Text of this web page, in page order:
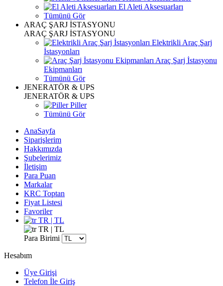
El Aleti Aksesuarları
Tümünü Gör
ARAÇ ŞARJ İSTASYONU
ARAÇ ŞARJ İSTASYONU
Elektrikli Araç Şarj
İstasyonları
Araç Şarj İstasyonu
Ekipmanları
Tümünü Gör
JENERATÖR & UPS
JENERATÖR & UPS
Piller
Tümünü Gör
AnaSayfa
Siparişlerim
Hakkımızda
Şubelerimiz
İletişim
Para Puan
Markalar
KRC Toptan
Fiyat Listesi
Favoriler
TR | TL
TR | TL
Para Birimi
Hesabım
Üye Girişi
Telefon İle Giriş